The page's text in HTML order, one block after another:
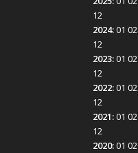
12
2024:01 02
12
2023:01 02
12
2022:01 02
12
2021:01 02
12
2020:01 02